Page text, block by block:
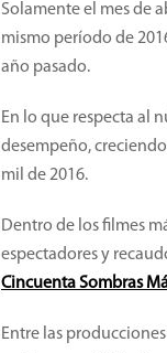
Solamente el mes de
mismo período de
año pasado.
En lo que respecta al
desempeño,
mil de 2016.
Dentro de los filmes
espectadores y
Cincuenta Sombras
Entre las